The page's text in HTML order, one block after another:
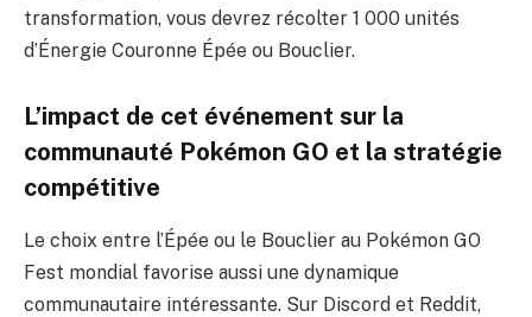
transformation, vous devrez récolter 1 000 unités
d’Énergie Couronne Épée ou Bouclier.
L’impact de cet événement sur la
communauté Pokémon GO et la stratégie
compétitive
Le choix entre l’Épée ou le Bouclier au Pokémon GO
Fest mondial favorise aussi une dynamique
communautaire intéressante. Sur Discord et Reddit,